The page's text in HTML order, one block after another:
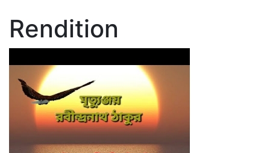
Rendition